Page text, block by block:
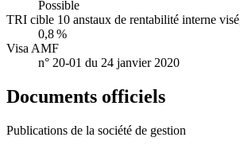
Possible
TRI cible 10 anstaux de rentabilité interne
0,8 %
Visa AMF
n° 20-01 du 24 janvier 2020
Documents officiels
Publications de la société de gestion